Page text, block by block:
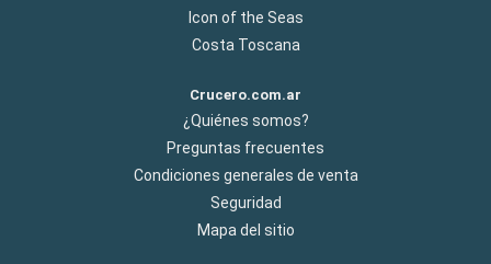
Icon of the Seas
Costa Toscana
Crucero.com.ar
¿Quiénes somos?
Preguntas frecuentes
Condiciones generales de venta
Seguridad
Mapa del sitio